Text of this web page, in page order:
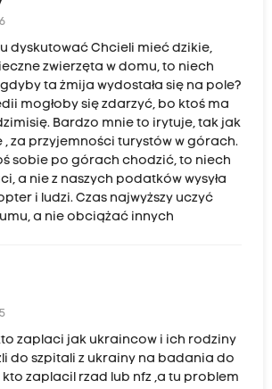
dyskutować Chcieli mieć dzikie,
zwierzęta w domu, to niech
gdyby ta żmija wydostała się na pole?
mogłoby się zdarzyć, bo ktoś ma
Bardzo mnie to irytuje, tak jak
, za przyjemności turystów w górach.
sobie po górach chodzić, to niech
a nie z naszych podatków wysyła
i ludzi. Czas najwyższy uczyć
a nie obciążać innych
zaplaci jak ukraincow i ich rodziny
do szpitali z ukrainy na badania do
kto zaplacil rzad lub nfz ,a tu problem